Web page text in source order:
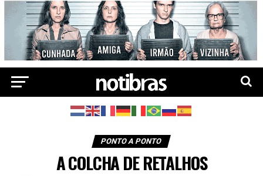
PONTO A PONTO
A COLCHA DE RETALHOS